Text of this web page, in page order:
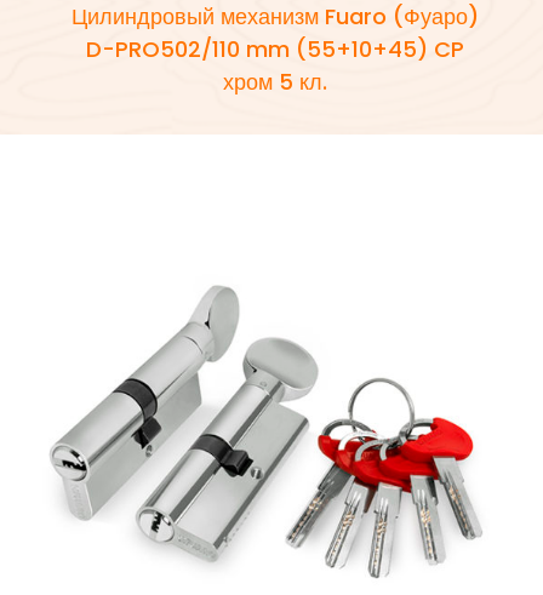
Цилиндровый механизм Fuaro (Фуаро)
D-PRO502/110 mm (55+10+45) CP
хром 5 кл.